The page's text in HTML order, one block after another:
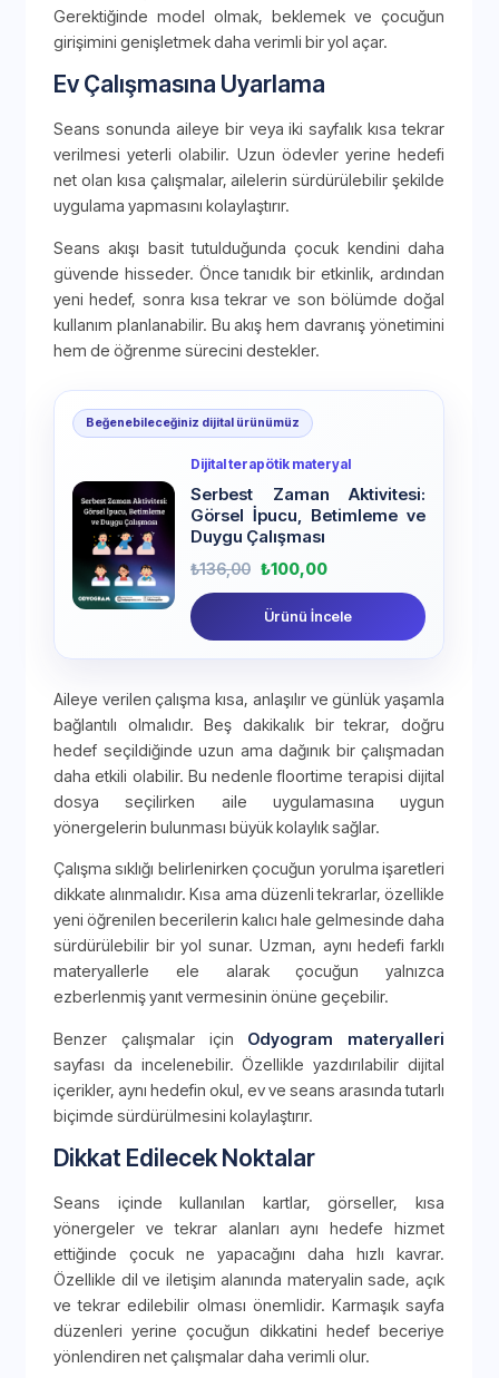
Gerektiğinde model olmak, beklemek ve çocuğun
girişimini genişletmek daha verimli bir yol açar.
Ev Çalışmasına Uyarlama
Seans sonunda aileye bir veya iki sayfalık kısa tekrar
verilmesi yeterli olabilir. Uzun ödevler yerine hedefi
net olan kısa çalışmalar, ailelerin sürdürülebilir şekilde
uygulama yapmasını kolaylaştırır.
Seans akışı basit tutulduğunda çocuk kendini daha
güvende hisseder. Önce tanıdık bir etkinlik, ardından
yeni hedef, sonra kısa tekrar ve son bölümde doğal
kullanım planlanabilir. Bu akış hem davranış yönetimini
hem de öğrenme sürecini destekler.
Beğenebileceğiniz dijital ürünümüz
Dijital terapötik materyal
Serbest Zaman Aktivitesi:
Görsel İpucu, Betimleme ve
Duygu Çalışması
₺136,00 ₺100,00
Ürünü İncele
Aileye verilen çalışma kısa, anlaşılır ve günlük yaşamla
bağlantılı olmalıdır. Beş dakikalık bir tekrar, doğru
hedef seçildiğinde uzun ama dağınık bir çalışmadan
daha etkili olabilir. Bu nedenle floortime terapisi dijital
dosya seçilirken aile uygulamasına uygun
yönergelerin bulunması büyük kolaylık sağlar.
Çalışma sıklığı belirlenirken çocuğun yorulma işaretleri
dikkate alınmalıdır. Kısa ama düzenli tekrarlar, özellikle
yeni öğrenilen becerilerin kalıcı hale gelmesinde daha
sürdürülebilir bir yol sunar. Uzman, aynı hedefi farklı
materyallerle ele alarak çocuğun yalnızca
ezberlenmiş yanıt vermesinin önüne geçebilir.
Benzer çalışmalar için Odyogram materyalleri
sayfası da incelenebilir. Özellikle yazdırılabilir dijital
içerikler, aynı hedefin okul, ev ve seans arasında tutarlı
biçimde sürdürülmesini kolaylaştırır.
Dikkat Edilecek Noktalar
Seans içinde kullanılan kartlar, görseller, kısa
yönergeler ve tekrar alanları aynı hedefe hizmet
ettiğinde çocuk ne yapacağını daha hızlı kavrar.
Özellikle dil ve iletişim alanında materyalin sade, açık
ve tekrar edilebilir olması önemlidir. Karmaşık sayfa
düzenleri yerine çocuğun dikkatini hedef beceriye
yönlendiren net çalışmalar daha verimli olur.